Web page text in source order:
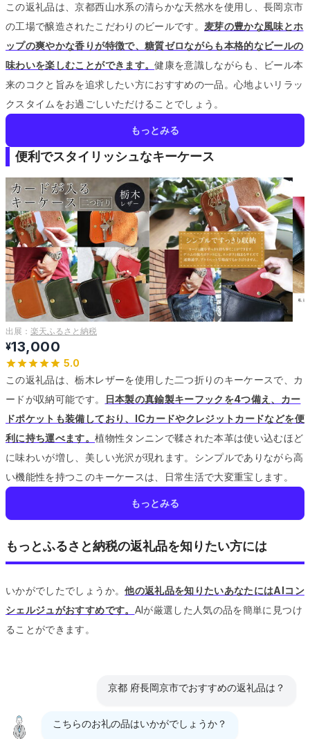
この返礼品は、京都西山水系の清らかな天然水を使用し、長岡京市
の工場で醸造されたこだわりのビールです。 麦芽の豊かな風味とホ
ップの爽やかな香りが特徴で、糖質ゼロながらも本格的なビールの
味わいを楽しむことができます。健康を意識しながらも、ビール本
来のコクと旨みを追求したい方におすすめの一品。心地よいリラッ
クスタイムをお過ごしいただけることでしょう。
もっとみる
便利でスタイリッシュなキーケース
出展： 楽天ふるさと納税
¥13,000
5.0
この返礼品は、栃木レザーを使用した二つ折りのキーケースで、カ
ードが収納可能です。
日本製の真鍮製キーフックを4つ備え、カー
ドポケットも装備しており、ICカードやクレジットカードなどを便
利に持ち運べます。植物性タンニンで鞣された本革は使い込むほど
に味わいが増し、美しい光沢が現れます。 シンプルでありながら高
い機能性を持つこのキーケースは、日常生活で大変重宝します。
もっとみる
もっとふるさと納税の返礼品を知りたい方には
いかがでしたでしょうか。他の返礼品を知りたいあなたにはAIコン
シェルジュがおすすめです。 AIが厳選した人気の品を簡単に見つけ
ることができます。
京都 府長岡京市でおすすめの返礼品は？
こちらのお礼の品はいかがでしょうか？